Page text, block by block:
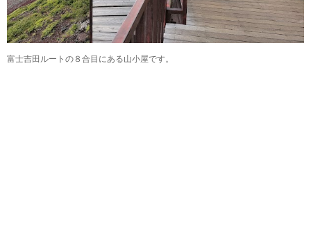
富士吉田ルートの８合目にある山小屋です。